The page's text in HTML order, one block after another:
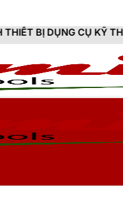
CỤ KỸ THUẬT HITAMI -